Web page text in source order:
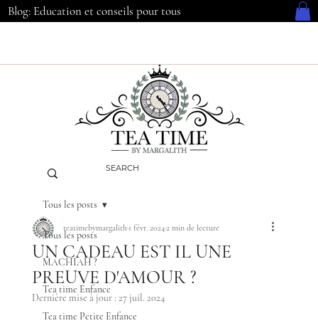
Blog: Education et conseils pour tous
Tous les posts
MACHIAH ?
Tea time Enfance
Tea time Petite Enfance
Tous les posts
UN CADEAU EST IL UNE
PREUVE D'AMOUR ?
teatimebymargalith1 févr. 20242 min de lecture
Dernière mise à jour : 27 juil. 2024